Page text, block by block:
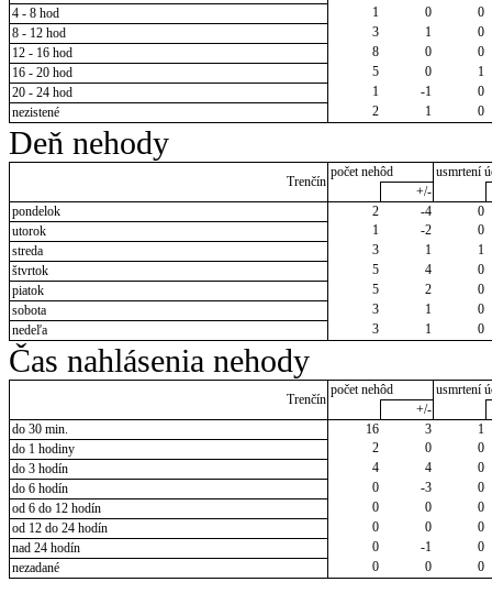
4 - 8 hod
1 0
0
8 - 12 hod
3 1
0
12 - 16 hod
8 0
0
16 - 20 hod
5 0
1
20 - 24 hod
1 -1
0
nezistené
2 1 0
Deň nehody
Trenčín
počet nehôd
usmrtení
+/-
pondelok
2 -4
0
utorok
1 -2
0
streda
3 1
1
štvrtok
5 4
0
piatok
5 2
0
sobota
3 1
0
nedeľa
3 1 0
Čas nahlásenia nehody
Trenčín
počet nehôd
usmrtení
+/-
do 30 min.
16 3
1
do 1 hodiny
2 0
0
do 3 hodín
4 4
0
do 6 hodín
0 -3
0
od 6 do 12 hodín
0 0
0
od 12 do 24 hodín
0 0
0
nad 24 hodín
0 -1
0
nezadané
0 0 0